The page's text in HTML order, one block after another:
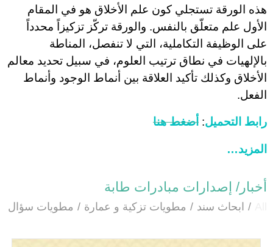
أخبار/ إصدارات مبادرات طابة
/ ابحاث سند / مطويات تزكية و عمارة / مطويات سؤال
هذه الورقة تستجلي كون علم الأخلاق هو في المقام
الأول علم متعلّق بالنفس. والورقة تركّز تزكيزاً محدداً
على الوظيفة التكاملية، التي لا تنفصل، المناطة
بالإلهيات في نطاق ترتيب العلوم، في سبيل تحديد معالم
الأخلاق وكذلك تأكيد العلاقة بين أنماط الوجود وأنماط
الفعل.
رابط التحميل: أضغط هنا
المزيد…